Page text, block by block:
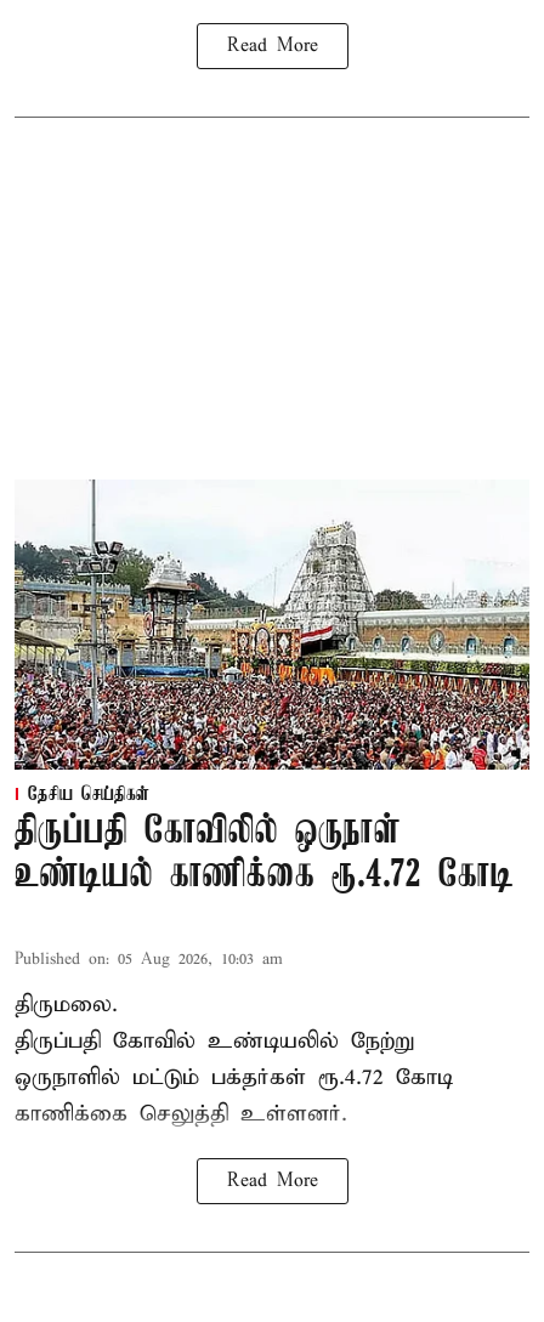
Read More
தேசிய செய்திகள்
திருப்பதி கோவிலில் ஒருநாள்
உண்டியல் காணிக்கை ரூ.4.72 கோடி
Published on: 05 Aug 2026, 10:03 am
திருமலை.
திருப்பதி கோவில் உண்டியலில் நேற்று
ஒருநாளில் மட்டும் பக்தர்கள் ரூ.4.72 கோடி
காணிக்கை செலுத்தி உள்ளனர்.
Read More